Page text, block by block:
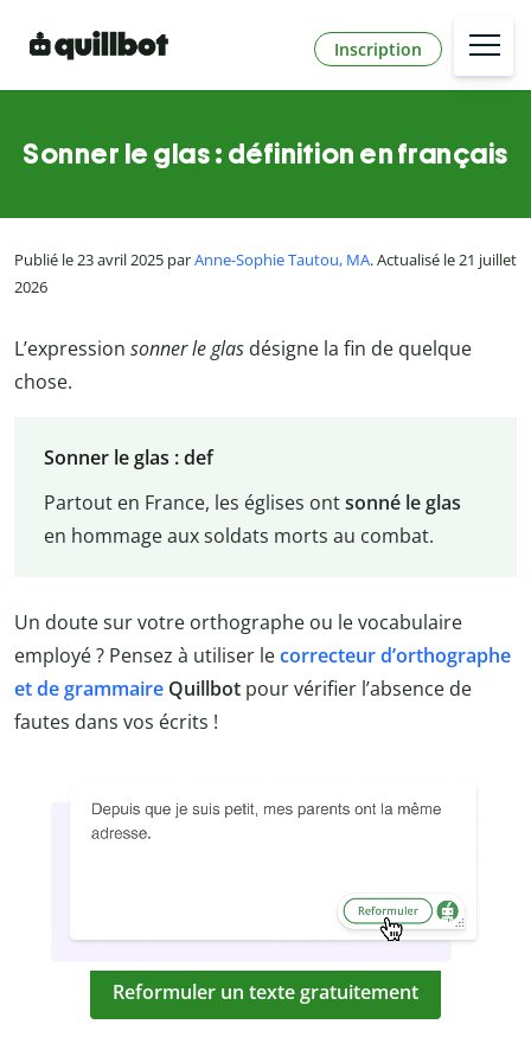
Inscription
Sonner le glas : définition en français
Publié le 23 avril 2025 parAnne-Sophie Tautou, MA. Actualisé le 21 juillet
2026
L’expression sonner le glas désigne la fin de quelque
chose.
Sonner le glas : def
Partout en France, les églises ontsonné le glas
en hommage aux soldats morts au combat.
Un doute sur votre orthographe ou le vocabulaire
employé ? Pensez à utiliser lecorrecteur d’orthographe
et de grammaire Quillbot pour vérifier l’absence de
fautes dans vos écrits !
Reformuler un texte gratuitement